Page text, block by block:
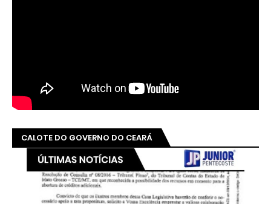
CALOTE DO GOVERNO DO CEARÁ